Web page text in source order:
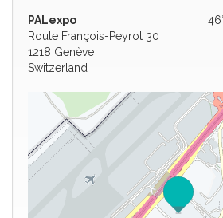
PALexpo
Route François-Peyrot 30
1218 Genève
Switzerland